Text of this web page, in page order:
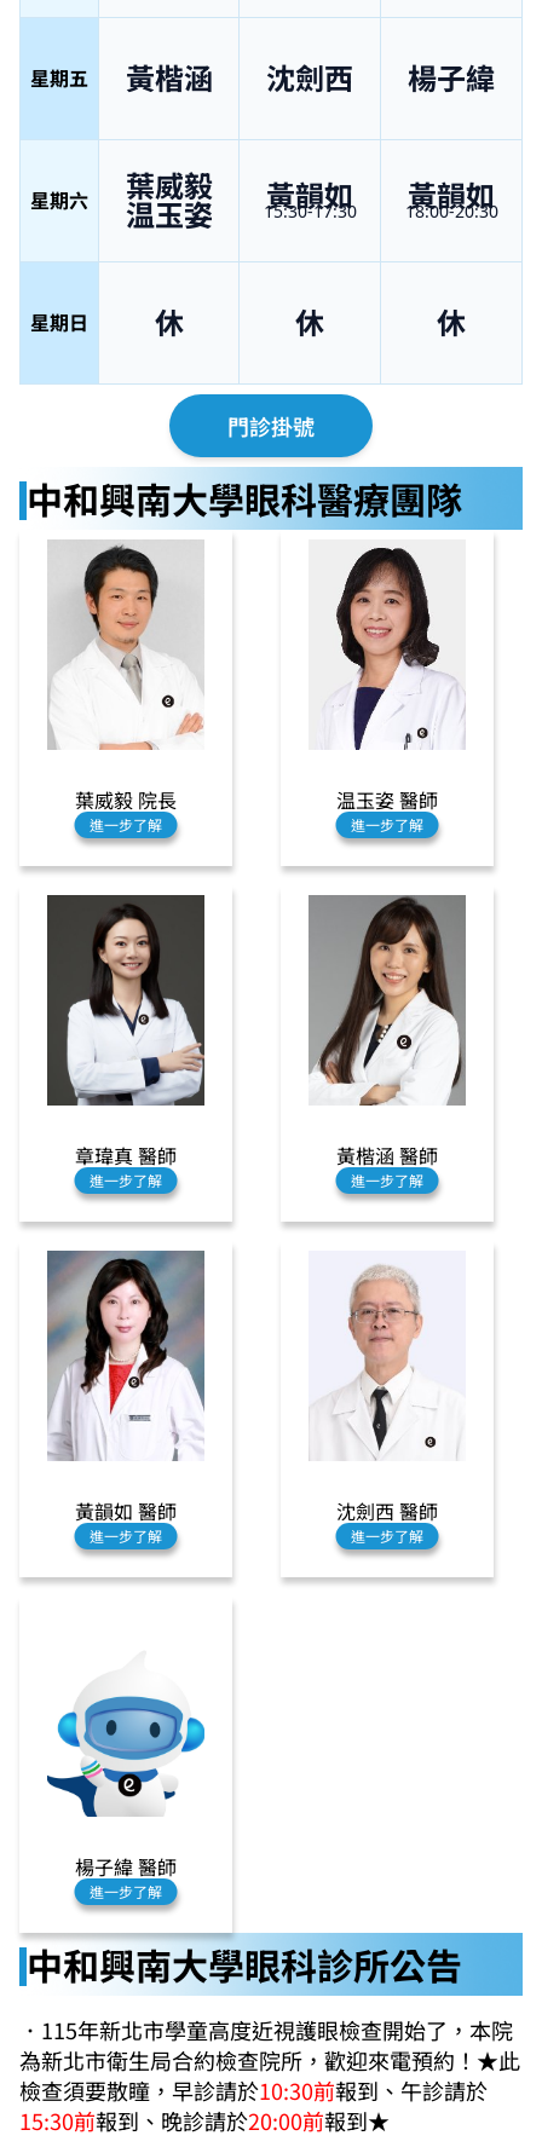
星期五 黃楷涵 沈劍西 楊子緯
星期六 葉威毅
温玉姿 黃韻如
15:30-17:30 黃韻如
18:00-20:30
星期日 休 休 休
門診掛號
中和興南大學眼科醫療團隊
葉威毅 院長
進一步了解
温玉姿 醫師
進一步了解
章瑋真 醫師
進一步了解
黃楷涵 醫師
進一步了解
黃韻如 醫師
進一步了解
沈劍西 醫師
進一步了解
楊子緯 醫師
進一步了解
中和興南大學眼科診所公告
． 115年新北市學童高度近視護眼檢查開始了， 本院
為新北市衛生局合約檢查院所，歡迎來電預約！ ★此
檢查須要散瞳，早診請於10:30前報到、午診請於
15:30前報到、晚診請於20:00前報到★